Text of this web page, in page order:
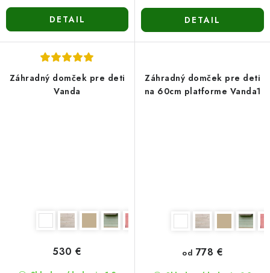
DETAIL DETAIL
Záhradný domček pre deti
Vanda
530 €
Záhradný domček pre deti
na 60cm platforme Vanda1
od 778 €